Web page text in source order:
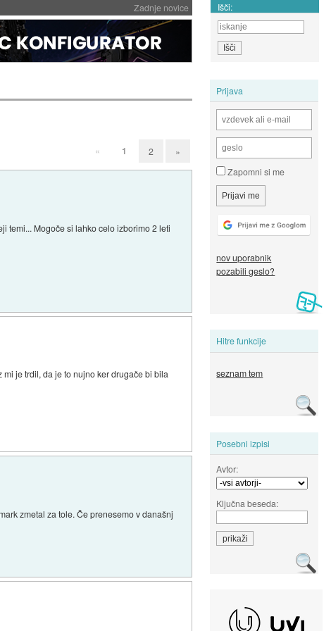
Zadnje novice Išči:
Prijava
Zapomni si me
nov uporabnik
pozabili geslo?
Hitre funkcije
seznam tem
Posebni izpisi
Avtor:
Ključna beseda:
« 1 2 »
temi... Mogoče si lahko celo izborimo 2 leti
je trdil, da je to nujno ker drugače bi bila
zmetal za tole. Če prenesemo v današnj